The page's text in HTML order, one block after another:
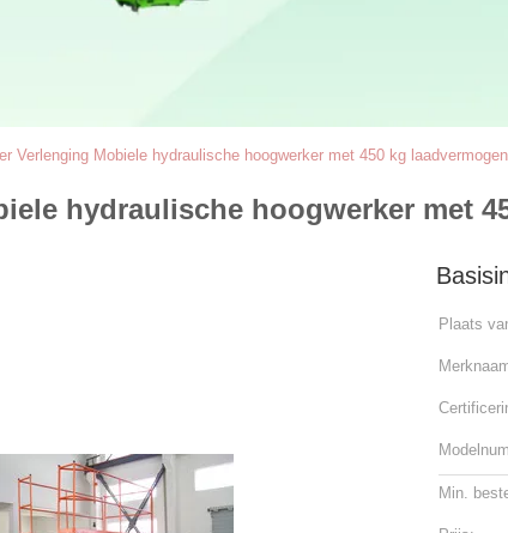
Verlenging Mobiele hydraulische hoogwerker met 450 kg laadvermogen
hydraulische hoogwerker met
Plaats
Min.